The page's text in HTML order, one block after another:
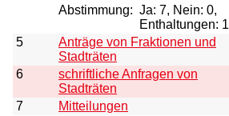
Abstimmung: Ja: 7, Nein: 0,
Enthaltungen: 1
5
Anträge von Fraktionen und
Stadträten
6
schriftliche Anfragen von
Stadträten
7
Mitteilungen